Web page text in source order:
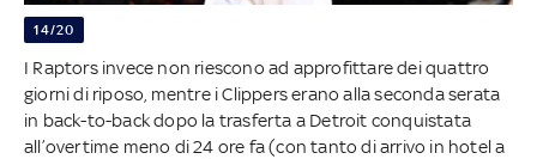
14/20
I Raptors invece non riescono ad approfittare dei quattro
giorni di riposo, mentre i Clippers erano alla seconda serata
in back-to-back dopo la trasferta a Detroit conquistata
all’overtime meno di 24 ore fa (con tanto di arrivo in hotel a